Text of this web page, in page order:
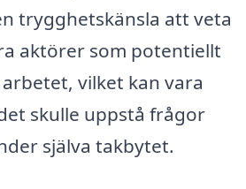
trygghetskänsla att veta
aktörer som potentiellt
vilket kan vara
skulle uppstå frågor
själva takbytet.